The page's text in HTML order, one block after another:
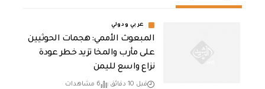
عربي ودولي
المبعوث الأممي: هجمات الحوثيين
على مأرب والمخا تزيد خطر عودة
نزاع واسع لليمن
قبل 10 دقائق 6 مشاهدات